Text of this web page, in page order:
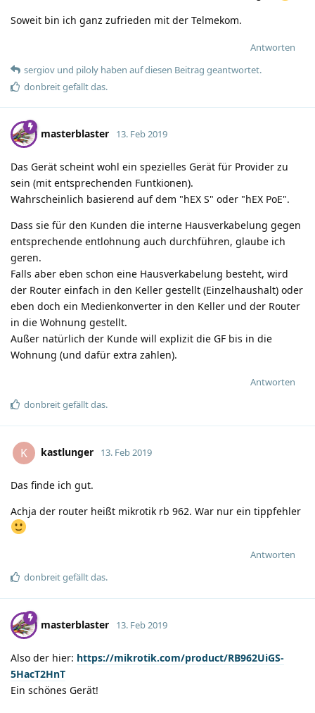
Soweit bin ich ganz zufrieden mit der Telmekom.
Antworten
sergiov und piloly haben auf diesen Beitrag geantwortet.
donbreitgefällt das.
masterblaster 13. Feb 2019
Das Gerät scheint wohl ein spezielles Gerät für Provider zu
sein (mit entsprechenden Funtkionen).
Wahrscheinlich basierend auf dem "hEX S" oder "hEX PoE".
Dass sie für den Kunden die interne Hausverkabelung gegen
entsprechende entlohnung auch durchführen, glaube ich
geren.
Falls aber eben schon eine Hausverkabelung besteht, wird
der Router einfach in den Keller gestellt (Einzelhaushalt) oder
eben doch ein Medienkonverter in den Keller und der Router
in die Wohnung gestellt.
Außer natürlich der Kunde will explizit die GF bis in die
Wohnung (und dafür extra zahlen).
Antworten
donbreitgefällt das.
K kastlunger 13. Feb 2019
Das finde ich gut.
Achja der router heißt mikrotik rb 962. War nur ein tippfehler
Antworten
donbreitgefällt das.
masterblaster 13. Feb 2019
Also der hier: https://mikrotik.com/product/RB962UiGS-
5HacT2HnT
Ein schönes Gerät!